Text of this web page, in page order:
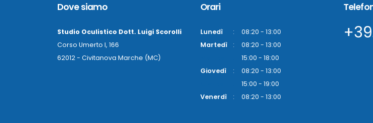
Dove siamo
Studio Oculistico Dott. Luigi Scorolli
Corso Umerto I, 166
62012 - Civitanova Marche (MC)
Orari
Lunedì :
08:20 - 13:00
Martedì
:
08:20 - 13:00
15:00 - 18:00
Giovedì
:
08:20 - 13:00
15:00 - 19:00
Venerdì
: 08:20 - 13:00